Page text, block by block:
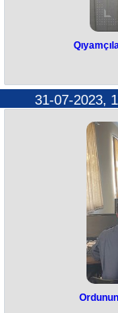
Bu barədə
Qiyamçılar,
“Bizim
Xatırladaq
Müxtəlif
üçün
31-07-2023,